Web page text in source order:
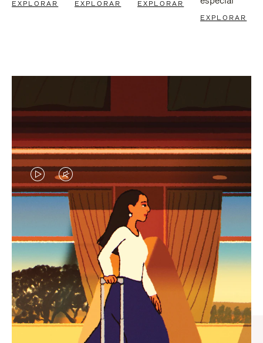
EXPLORAR EXPLORAR EXPLORAR
EXPLORAR
EL
VÍDEO
ESTÁ
PAUSADO,
PULSE
PARA
PAUSARLO.
EL
SONIDO
DEL
VÍDEO
ESTÁ
DESACTIVADO:
PULSE
PARA
IDAS DE REGALO CUIDADOSAMENTE ELEGIDAS
Encuentre su compañero de
viaje ideal